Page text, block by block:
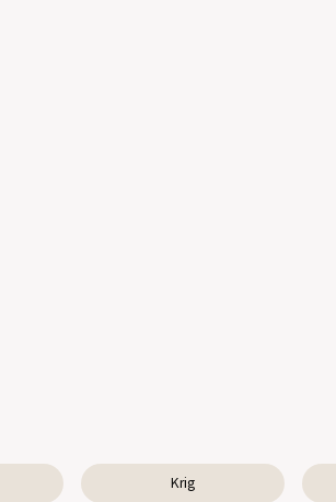
Krig